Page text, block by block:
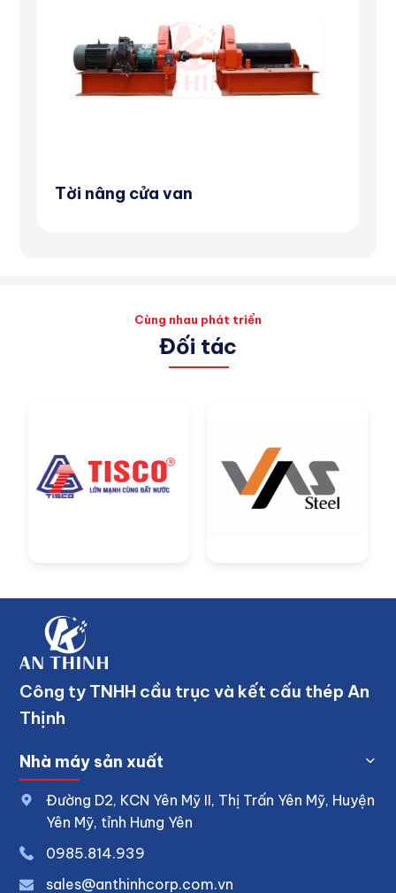
Tời nâng cửa van
Cùng nhau phát triển
Đối tác
Công ty TNHH cầu trục và kết cấu thép An
Thịnh
Nhà máy sản xuất
Đường D2, KCN Yên Mỹ II, Thị Trấn Yên Mỹ, Huyện
Yên Mỹ, tỉnh Hưng Yên
0985.814.939
sales@anthinhcorp.com.vn